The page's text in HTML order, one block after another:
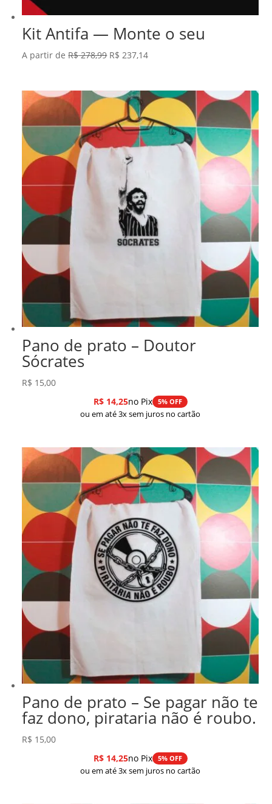
Kit Antifa — Monte o seu
A partir deR$278,99 O
era:
R$ 278,99.
R$ 237,14O
é:
R$ 237,14.
Pano de prato – Doutor
Sócrates
R$ 15,00
R$14,25no Pix 5% OFF
ou em até 3x sem juros no cartão
Pano de prato – Se pagar não te
faz dono, pirataria não é roubo.
R$ 15,00
R$14,25no Pix 5% OFF
ou em até 3x sem juros no cartão